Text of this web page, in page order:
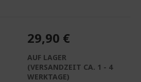
29,90 €
AUF LAGER
(VERSANDZEIT CA. 1 - 4
WERKTAGE)